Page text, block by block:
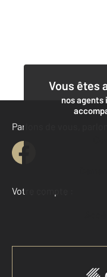
Vous êtes
nos
Parlons de vous,
Votre compte :